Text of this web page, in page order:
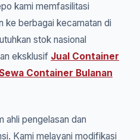
kami memfasilitasi
ke berbagai kecamatan di
stok nasional
eksklusif Jual Container
Container Bulanan
ahli pengelasan dan
Kami melayani modifikasi